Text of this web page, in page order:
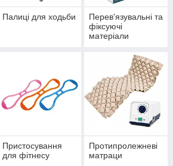
Палиці для ходьби
Перев'язувальні та
фіксуючі
матеріали
Пристосування
для фітнесу
Протипролежневі
матраци